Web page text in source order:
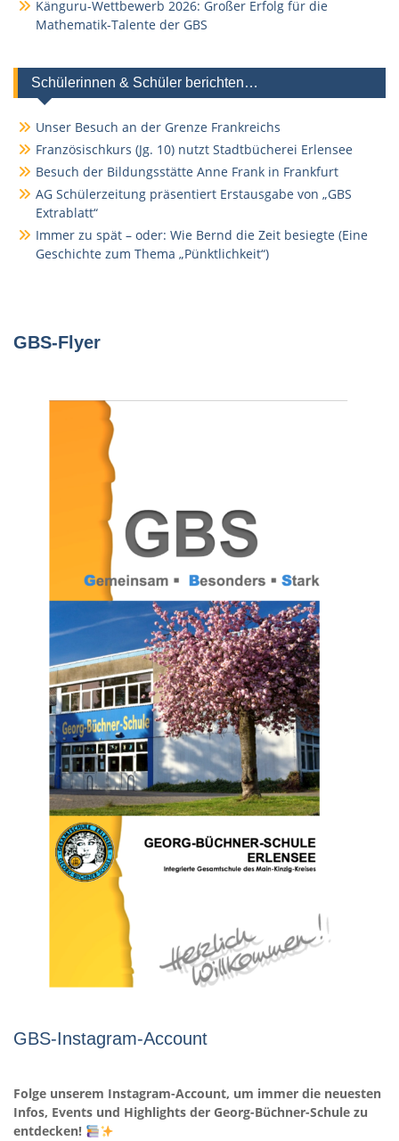
Känguru-Wettbewerb 2026: Großer Erfolg für die
Mathematik-Talente der GBS
Schülerinnen & Schüler berichten…
Unser Besuch an der Grenze Frankreichs
Französischkurs (Jg. 10) nutzt Stadtbücherei Erlensee
Besuch der Bildungsstätte Anne Frank in Frankfurt
AG Schülerzeitung präsentiert Erstausgabe von „GBS
Extrablatt“
Immer zu spät – oder: Wie Bernd die Zeit besiegte (Eine
Geschichte zum Thema „Pünktlichkeit“)
GBS-Flyer
GBS-Instagram-Account
Folge unserem Instagram-Account, um immer die neuesten
Infos, Events und Highlights der Georg-Büchner-Schule zu
entdecken!